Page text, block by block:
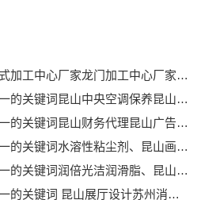
加工中心厂家龙门加工中心厂家…
的关键词昆山中央空调保养昆山…
的关键词昆山财务代理昆山广告…
的关键词水溶性粘尘剂、昆山画…
的关键词润倍光洁润滑脂、昆山…
的关键词 昆山展厅设计苏州消…